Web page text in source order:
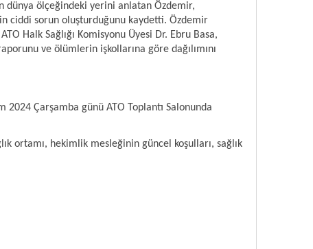
dünya ölçeğindeki yerini anlatan Özdemir,
ciddi sorun oluşturduğunu kaydetti. Özdemir
Halk Sağlığı Komisyonu Üyesi Dr. Ebru Basa,
ve ölümlerin işkollarına göre dağılımını
2024 Çarşamba günü ATO Toplantı Salonunda
ortamı, hekimlik mesleğinin güncel koşulları, sağlık